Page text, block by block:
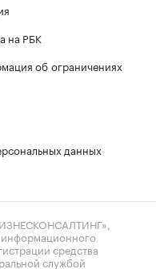
на РБК
об ограничениях
данных
средства
службой